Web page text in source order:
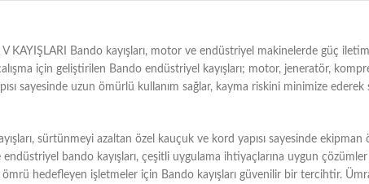
KAYIŞLARI Bando kayışları, motor ve endüstriyel makinelerde güç
için geliştirilen Bando endüstriyel kayışları; motor, jeneratör,
sayesinde uzun ömürlü kullanım sağlar, kayma riskini minimize
sürtünmeyi azaltan özel kauçuk ve kord yapısı sayesinde
endüstriyel bando kayışları, çeşitli uygulama ihtiyaçlarına uygun
ömrü hedefleyen işletmeler için Bando kayışları güvenilir bir tercihtir.